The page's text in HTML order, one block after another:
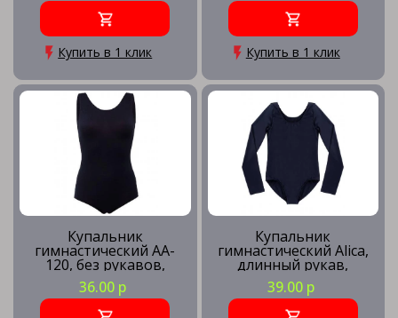
Купить в 1 клик Купить в 1 клик
Купальник
гимнастический AA-
120, без рукавов,
хлопок, черный (36-42)
36.00 р
Купальник
гимнастический Alica,
длинный рукав,
хлопок, черный,
детский
39.00 р